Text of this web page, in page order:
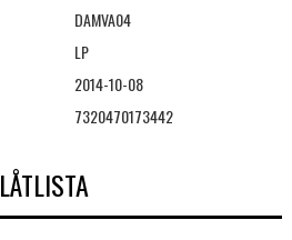
DAMVA04
LP
2014-10-08
7320470173442
LÅTLISTA